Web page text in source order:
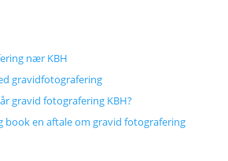
nær KBH
gravidfotografering
gravid fotografering KBH?
book en aftale om gravid fotografering